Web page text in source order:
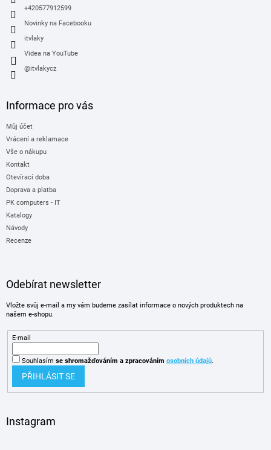
+420577912599
Novinky na Facebooku
itvlaky
Videa na YouTube
@itvlakycz
Informace pro vás
Můj účet
Vrácení a reklamace
Vše o nákupu
Kontakt
Otevírací doba
Doprava a platba
PK computers - IT
Katalogy
Návody
Recenze
Odebírat newsletter
Vložte svůj e-mail a my vám budeme zasílat informace o nových produktech na
našem e-shopu.
E-mail
Souhlasím se shromažďováním a zpracováním osobních údajů.
PŘIHLÁSIT SE
Instagram